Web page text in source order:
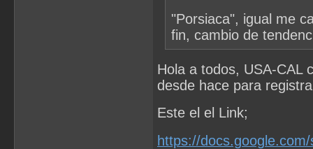
"Porsiaca", igual me
fin, cambio de
Hola a todos, USA-CAL
desde hace para
Este el el Link;
https://